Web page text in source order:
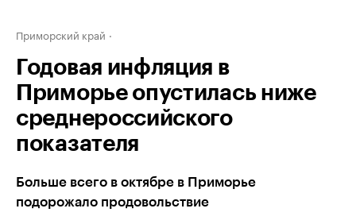
Приморский край
Годовая инфляция в
Приморье опустилась ниже
среднероссийского
показателя
Больше всего в октябре в Приморье
подорожало продовольствие